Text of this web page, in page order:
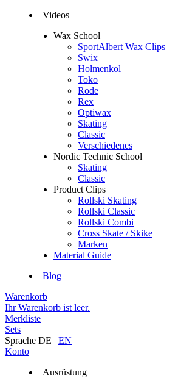
Videos
Wax School
SportAlbert Wax Clips
Swix
Holmenkol
Toko
Rode
Rex
Optiwax
Skating
Classic
Verschiedenes
Nordic Technic School
Skating
Classic
Product Clips
Rollski Skating
Rollski Classic
Rollski Combi
Cross Skate / Skike
Marken
Material Guide
Blog
Warenkorb
Ihr Warenkorb ist leer.
Merkliste
Sets
Sprache DE | EN
Konto
Ausrüstung